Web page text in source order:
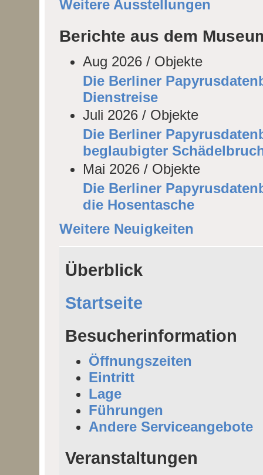
Weitere Ausstellungen
Berichte aus dem
Aug 2026 / Objekte
Die Berliner
Dienstreise
Juli 2026 / Objekte
Die Berliner
beglaubigter
Mai 2026 / Objekte
Die Berliner
die Hosentasche
Weitere Neuigkeiten
Überblick
Startseite
Besucherinformation
Öffnungszeiten
Eintritt
Lage
Führungen
Andere Serviceangebote
Veranstaltungen